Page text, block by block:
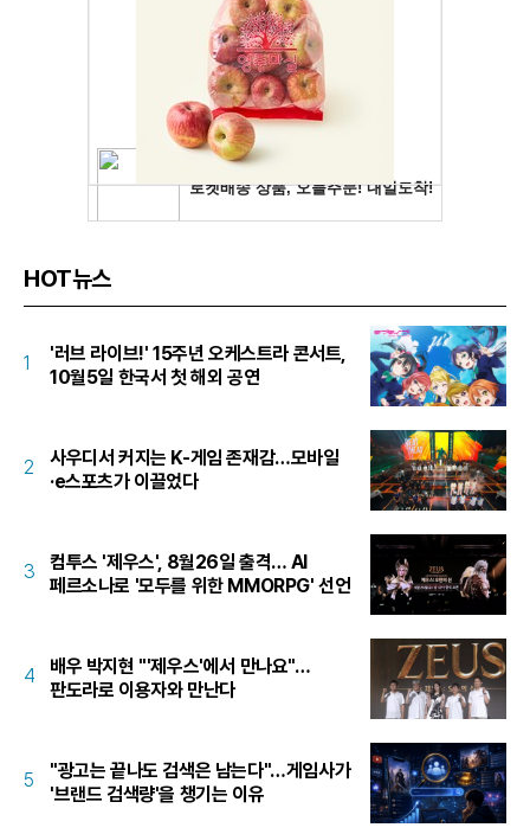
HOT뉴스
1
'러브 라이브!' 15주년 오케스트라 콘서트,
10월5일 한국서 첫 해외 공연
2
사우디서 커지는 K-게임 존재감…모바일
·e스포츠가 이끌었다
3
컴투스 '제우스', 8월26일 출격… AI
페르소나로 '모두를 위한 MMORPG' 선언
4
배우 박지현 "'제우스'에서 만나요"…
판도라로 이용자와 만난다
5
"광고는 끝나도 검색은 남는다"…게임사가
'브랜드 검색량'을 챙기는 이유